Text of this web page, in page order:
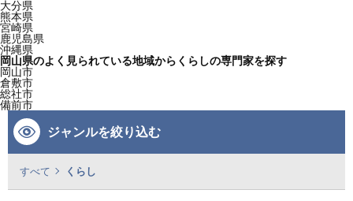
大分県
熊本県
宮崎県
鹿児島県
沖縄県
岡山県のよく見られている地域からくらしの専門家を探す
岡山市
倉敷市
総社市
備前市
ジャンルを絞り込む
すべて くらし